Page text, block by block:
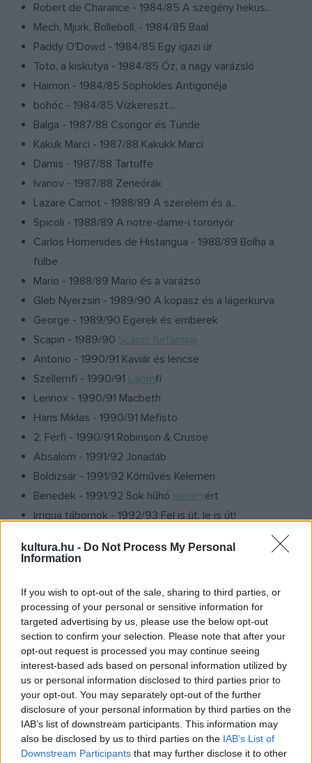
kultura.hu - Do Not Process My Personal
Information
If you wish to opt-out of the sale, sharing to third parties, or
processing of your personal or sensitive information for
targeted advertising by us, please use the below opt-out
section to confirm your selection. Please note that after your
opt-out request is processed you may continue seeing
interest-based ads based on personal information utilized by
us or personal information disclosed to third parties prior to
your opt-out. You may separately opt-out of the further
disclosure of your personal information by third parties on the
IAB’s list of downstream participants. This information may
also be disclosed by us to third parties on the IAB’s List of
Downstream Participants that may further disclose it to other
Robert de Charance - 1984/85 A szegény hekus...
Mech, Mjurk, Bolleboll, - 1984/85 Baal
Paddy O'Dowd - 1984/85 Egy igazi úr
Toto, a kiskutya - 1984/85 Óz, a nagy varázsló
Haimon - 1984/85 Sophokles Antigonéja
bohóc - 1984/85 Vízkereszt...
Balga - 1987/88 Csongor és Tünde
Kakuk Marci - 1987/88 Kakukk Marci
Damis - 1987/88 Tartuffe
Ivanov - 1987/88 Zeneórák
Lazare Carnot - 1988/89 A szerelem és a...
Spicoli - 1988/89 A notre-dame-i toronyőr
Carlos Homenides de Histangua - 1988/89 Bolha a
fülbe
Mario - 1988/89 Mario és a varázsó
Gleb Nyerzsin - 1989/90 A kopasz és a lágerkurva
George - 1989/90 Egerek és emberek
Scapin - 1989/90 Scapin furfangjai
Antonio - 1990/91 Kaviár és lencse
Szellemfi - 1990/91 Liliomfi
Lennox - 1990/91 Macbeth
Hans Miklas - 1990/91 Mefisto
2. Férfi - 1990/91 Robinson & Crusoe
Absalom - 1991/92 Jonadáb
Boldizsár - 1991/92 Kőműves Kelemen
Benedek - 1991/92 Sok hűhó semmiért
Irrigua tábornok - 1992/93 Fel is út, le is út!
Kullancs - 1992/93 Idelenn
Színész - 1993/94 Temetés
Pokol Angyala, Nyilas Madár - 1994/95 Képzelt riport...
A fogadós - 1994/95La Mancha lovagja
Alain - 1994/95 Nők iskolája
Randle P. McMurphy - 1995/96 Kakukkfészek
Kent grófja - 1995/96 Lear király
Báró - 1996/97 Csárdáskirálynő
3. esküdt - 1996/97 Tizenkét dühös ember
Asztrov, Mihail Lvovics - 1996/97 Ványa bácsi